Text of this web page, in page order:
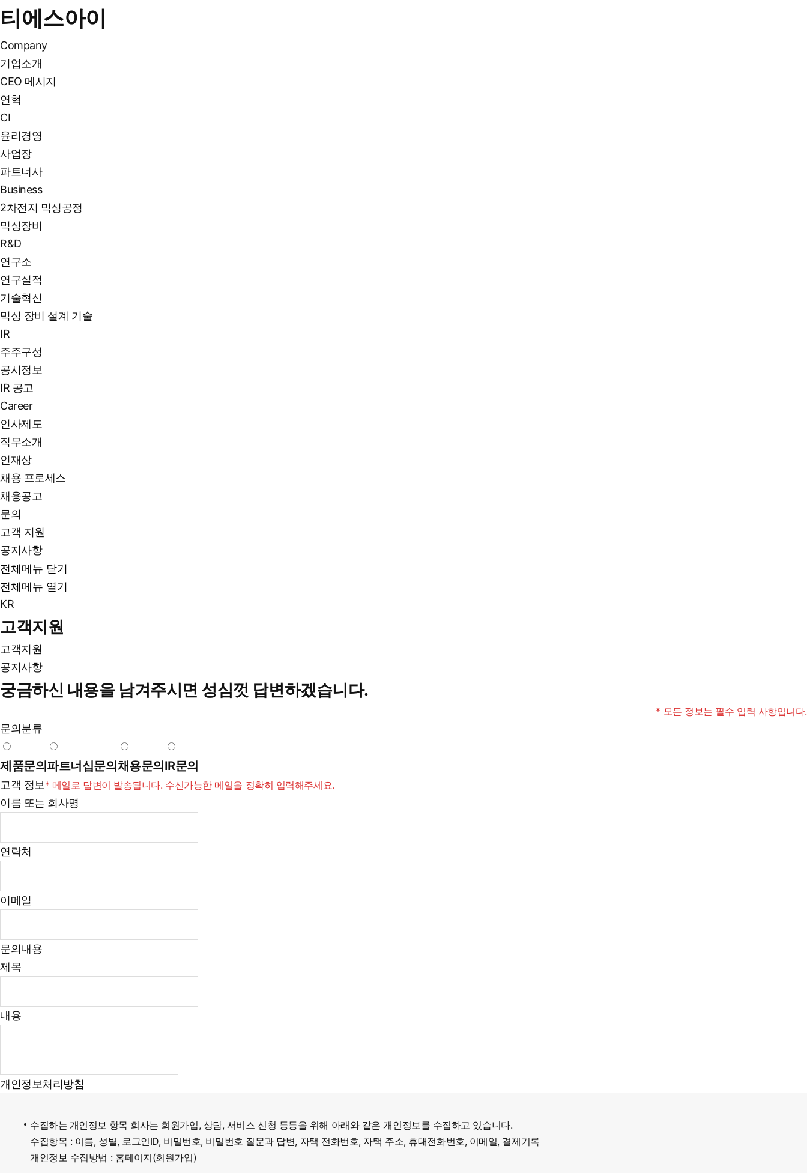
티에스아이
Company
기업소개
CEO 메시지
연혁
CI
윤리경영
사업장
파트너사
Business
2차전지 믹싱공정
믹싱장비
R&D
연구소
연구실적
기술혁신
믹싱 장비 설계 기술
IR
주주구성
공시정보
IR 공고
Career
인사제도
직무소개
인재상
채용 프로세스
채용공고
문의
고객 지원
공지사항
전체메뉴 닫기
전체메뉴 열기
KR
고객지원
고객지원
공지사항
궁금하신 내용을 남겨주시면 성심껏 답변하겠습니다.
* 모든 정보는 필수 입력 사항입니다.
문의분류
제품문의파트너십문의채용문의IR문의
고객 정보 * 메일로 답변이 발송됩니다. 수신가능한 메일을 정확히 입력해주세요.
이름 또는 회사명
연락처
이메일
문의내용
제목
내용
개인정보처리방침
수집하는 개인정보 항목 회사는 회원가입, 상담, 서비스 신청 등등을 위해 아래와 같은 개인정보를 수집하고 있습니다.
수집항목 : 이름, 성별, 로그인ID, 비밀번호, 비밀번호 질문과 답변, 자택 전화번호, 자택 주소, 휴대전화번호, 이메일, 결제기록
개인정보 수집방법 : 홈페이지(회원가입)